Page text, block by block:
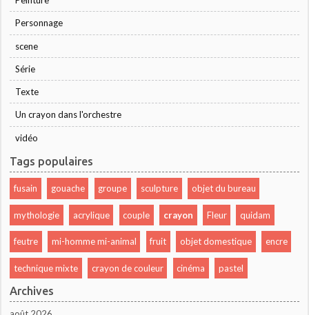
Personnage
scene
Série
Texte
Un crayon dans l'orchestre
vidéo
Tags populaires
fusain gouache groupe sculpture objet du bureau
mythologie acrylique couple crayon Fleur quidam
feutre mi-homme mi-animal fruit objet domestique encre
technique mixte crayon de couleur cinéma pastel
Archives